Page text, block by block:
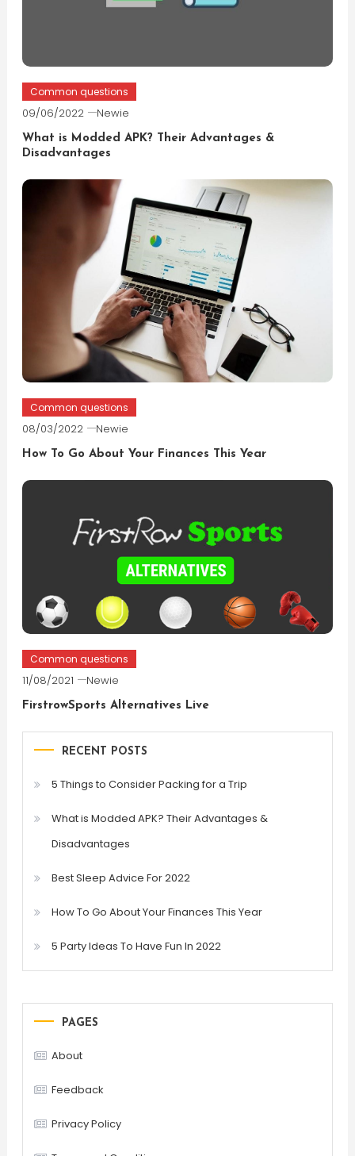
Common questions
09/06/2022 Newie
What is Modded APK? Their Advantages &
Disadvantages
Common questions
08/03/2022 Newie
How To Go About Your Finances This Year
Common questions
11/08/2021 Newie
FirstrowSports Alternatives Live
RECENT POSTS
5 Things to Consider Packing for a Trip
What is Modded APK? Their Advantages &
Disadvantages
Best Sleep Advice For 2022
How To Go About Your Finances This Year
5 Party Ideas To Have Fun In 2022
PAGES
About
Feedback
Privacy Policy